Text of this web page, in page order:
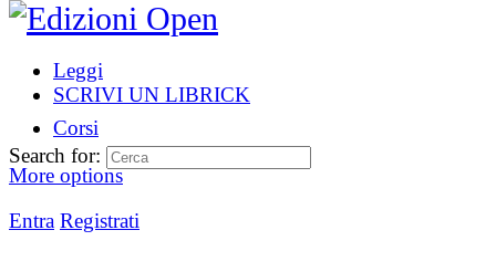
Leggi
SCRIVI UN LIBRICK
Corsi
More options
Entra Registrati
Search for: